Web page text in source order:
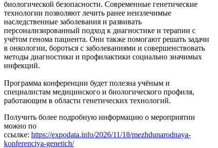
биологической безопасности. Современные генетические
технологии позволяют лечить ранее неизлечимые
наследственные заболевания и развивать
персонализированный подход к диагностике и терапии с
учётом генома пациента. Они также помогают решать задачи
в онкологии, бороться с заболеваниями и совершенствовать
методы диагностики и профилактики социально значимых
инфекций.
Программа конференции будет полезна учёным и
специалистам медицинского и биологического профиля,
работающим в области генетических технологий.
Получить более подробную информацию о мероприятии
можно по
ссылке: https://expodata.info/2026/11/18/mezhdunarodnaya-
konferenciya-genetich/